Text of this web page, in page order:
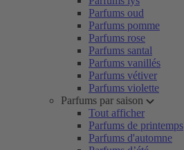
Parfums oud
Parfums pomme
Parfums rose
Parfums santal
Parfums vanillés
Parfums vétiver
Parfums violette
Parfums par saison
Tout afficher
Parfums de printemps
Parfums d'automne